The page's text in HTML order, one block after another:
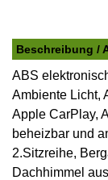
Beschreibung /
ABS
Ambiente Licht,
Apple CarPlay,
beheizbar und
2.Sitzreihe,
Dachhimmel